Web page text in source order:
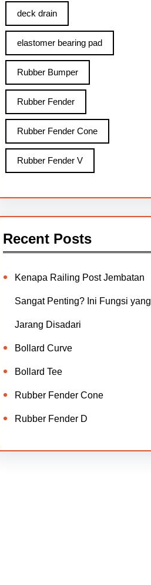
deck drain
elastomer bearing pad
Rubber Bumper
Rubber Fender
Rubber Fender Cone
Rubber Fender V
Recent Posts
Kenapa Railing Post Jembatan
Sangat Penting? Ini Fungsi yang
Jarang Disadari
Bollard Curve
Bollard Tee
Rubber Fender Cone
Rubber Fender D